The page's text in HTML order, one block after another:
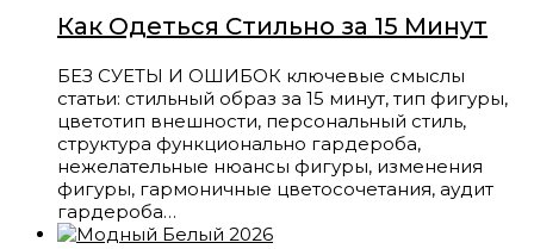
Как Одеться Стильно за 15 Минут
БЕЗ СУЕТЫ И ОШИБОК ключевые смыслы
статьи: стильный образ за 15 минут, тип фигуры,
цветотип внешности, персональный стиль,
структура функционально гардероба,
нежелательные нюансы фигуры, изменения
фигуры, гармоничные цветосочетания, аудит
гардероба…